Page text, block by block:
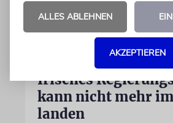
Wegen Israel-
Irisches
kann nicht mehr
landen
ALLES ABLEHNEN
AKZEPTIEREN